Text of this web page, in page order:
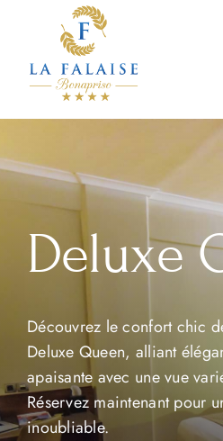
contenu
Accueil
Chambres & Suites
Bien-être
évènements
Contact
Deluxe
Découvrez le confort chic
Deluxe Queen, alliant
apaisante avec une vue
Réservez maintenant pour
inoubliable.